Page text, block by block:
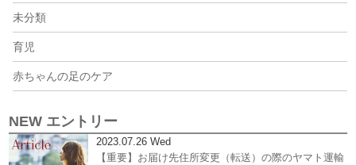
未分類
育児
赤ちゃんの足のケア
NEW エントリー
2023.07.26 Wed
【重要】お届け先住所変更（転送）の際のヤマト運輸